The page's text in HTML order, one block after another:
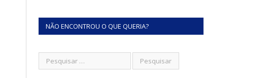
NÃO ENCONTROU O QUE QUERIA?